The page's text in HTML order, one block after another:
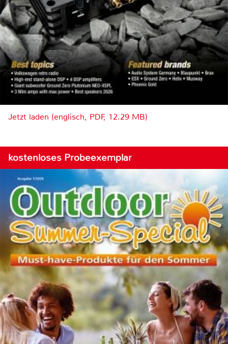
Jetzt laden (englisch, PDF, 12.29 MB)
kostenloses Probeexemplar